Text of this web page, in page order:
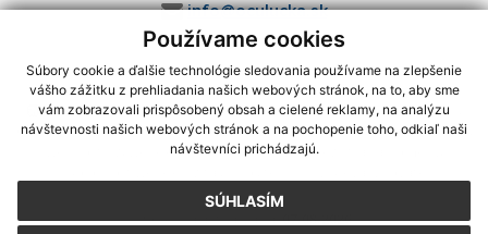
Používame cookies
Súbory cookie a ďalšie technológie sledovania používame na zlepšenie
vášho zážitku z prehliadania našich webových stránok, na to, aby sme
vám zobrazovali prispôsobený obsah a cielené reklamy, na analýzu
návštevnosti našich webových stránok a na pochopenie toho, odkiaľ naši
návštevníci prichádzajú.
SÚHLASÍM
info@oculucka.sk
využite možnosť získavania aktuálnych informácií s využitím RSS
CMS systém (redakčný) systém ECHELON 2,Mapa stránok,web portál
webex.digital, s.r.o.,domény,registrácia domény
Posledná aktualizácia:07.08.2026